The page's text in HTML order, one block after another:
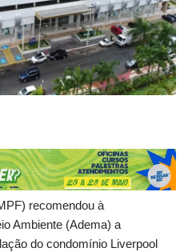
recomendou à
Ambiente (Adema) a
do condomínio Liverpool